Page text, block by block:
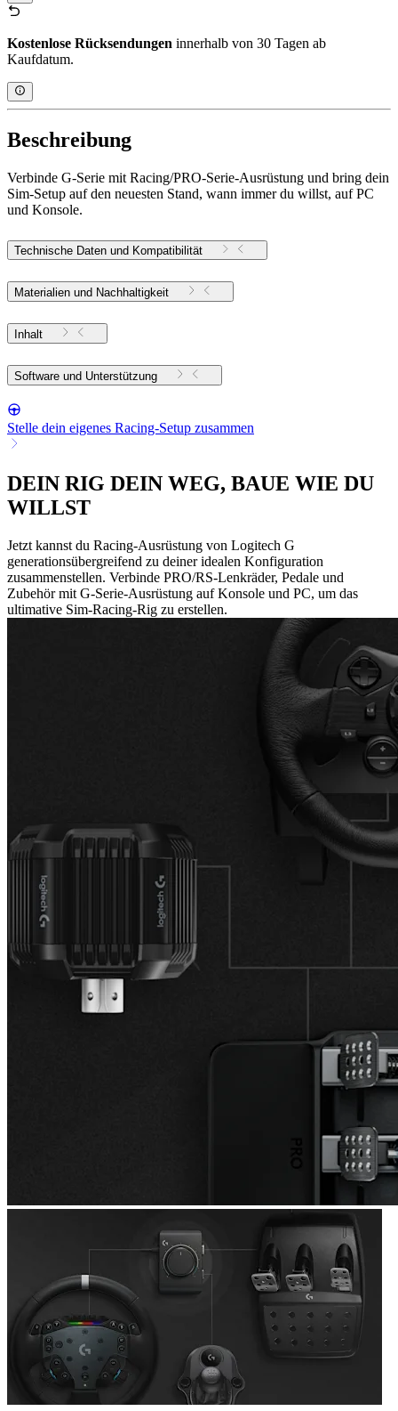
Kostenlose Rücksendungen innerhalb von 30 Tagen ab
Kaufdatum.
Beschreibung
Verbinde G-Serie mit Racing/PRO-Serie-Ausrüstung und bring dein
Sim-Setup auf den neuesten Stand, wann immer du willst, auf PC
und Konsole.
Technische Daten und Kompatibilität
Materialien und Nachhaltigkeit
Inhalt
Software und Unterstützung
Stelle dein eigenes Racing-Setup zusammen
DEIN RIG DEIN WEG, BAUE WIE DU
WILLST
Jetzt kannst du Racing-Ausrüstung von Logitech G
generationsübergreifend zu deiner idealen Konfiguration
zusammenstellen. Verbinde PRO/RS-Lenkräder, Pedale und
Zubehör mit G-Serie-Ausrüstung auf Konsole und PC, um das
ultimative Sim-Racing-Rig zu erstellen.